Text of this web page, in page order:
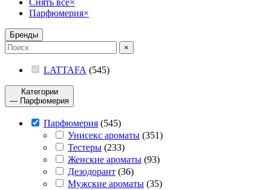
Снять все×
Парфюмерия×
Бренды
×
LATTAFA (545)
Категории
— Парфюмерия
Парфюмерия (545)
Унисекс ароматы (351)
Тестеры (233)
Женские ароматы (93)
Дезодорант (36)
Мужские ароматы (35)